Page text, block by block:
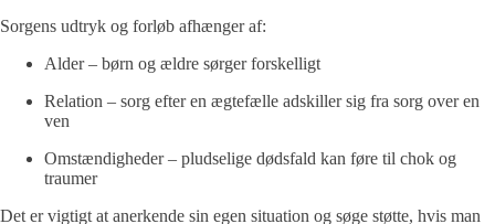
Sorgens udtryk og forløb afhænger af:
Alder – børn og ældre sørger forskelligt
Relation – sorg efter en ægtefælle adskiller sig fra sorg over en
ven
Omstændigheder – pludselige dødsfald kan føre til chok og
traumer
Det er vigtigt at anerkende sin egen situation og søge støtte, hvis man